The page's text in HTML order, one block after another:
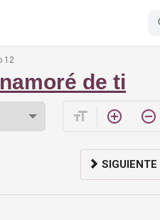
12
de ti
format_size add_circle_outline remove_circle_outline
SIGUIENTE